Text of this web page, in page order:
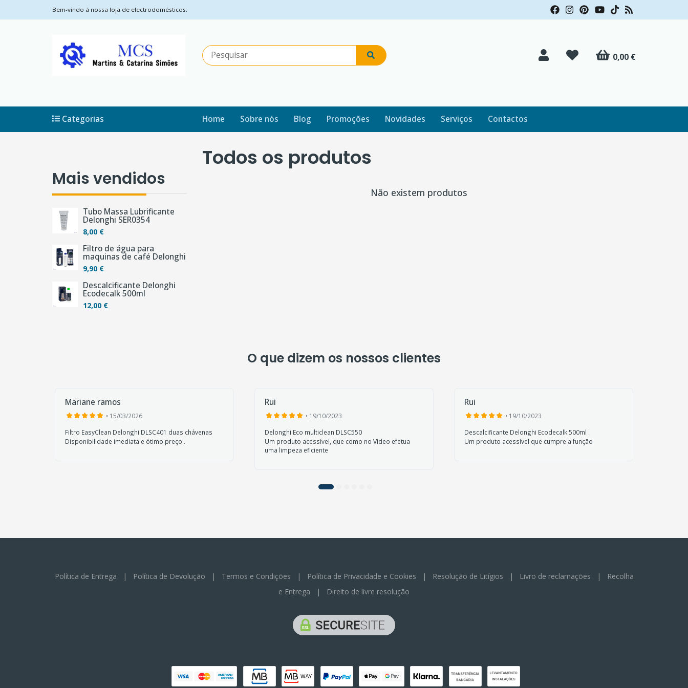
Bem-vindo à nossa loja de electrodomésticos.
0,00 €
Home Sobre nós Blog Promoções Novidades Serviços Contactos
Categorias
Mais vendidos
Tubo Massa Lubrificante
Delonghi SER0354
8,00 €
Filtro de água para
maquinas de café Delonghi
9,90 €
Descalcificante Delonghi
Ecodecalk 500ml
12,00 €
Todos os produtos
Não existem produtos
O que dizem os nossos clientes
Mariane ramos
• 15/03/2026
Filtro EasyClean Delonghi DLSC401 duas chávenas
Disponibilidade imediata e ótimo preço .
Rui
• 19/10/2023
Delonghi Eco multiclean DLSC550
Um produto acessível, que como no Vídeo efetua
uma limpeza eficiente
Rui
• 19/10/2023
Descalcificante Delonghi Ecodecalk 500ml
Um produto acessível que cumpre a função
Política de Entrega | Política de Devolução | Termos e Condições | Política de Privacidade e Cookies | Resolução de Litígios | Livro de reclamações |
Recolha
e Entrega | Direito de livre resolução